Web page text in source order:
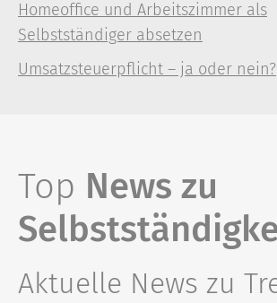
Homeoffice und Arbeitszimmer als
Selbstständiger absetzen
Umsatzsteuerpflicht – ja oder nein?
Top News zu
Aktuelle News zu